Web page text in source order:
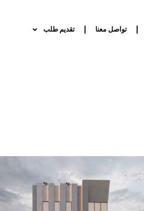
تواصل معنا تقديم طلب